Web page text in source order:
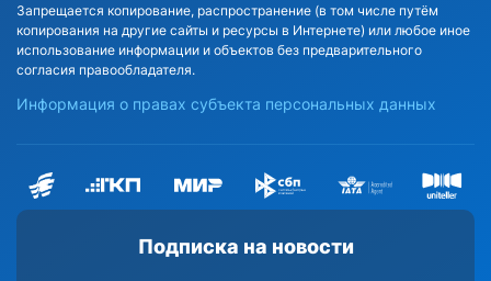
Подписка на новости
Запрещается копирование, распространение (в том числе путём
копирования на другие сайты и ресурсы в Интернете) или любое иное
использование информации и объектов без предварительного
согласия правообладателя.
Информация о правах субъекта персональных данных